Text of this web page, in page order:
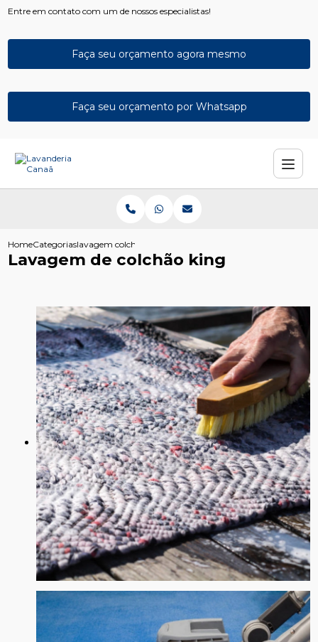
Entre em contato com um de nossos especialistas!
Faça seu orçamento agora mesmo
Faça seu orçamento por Whatsapp
HomeCategoriaslavagem colchao king
Lavagem de colchão king